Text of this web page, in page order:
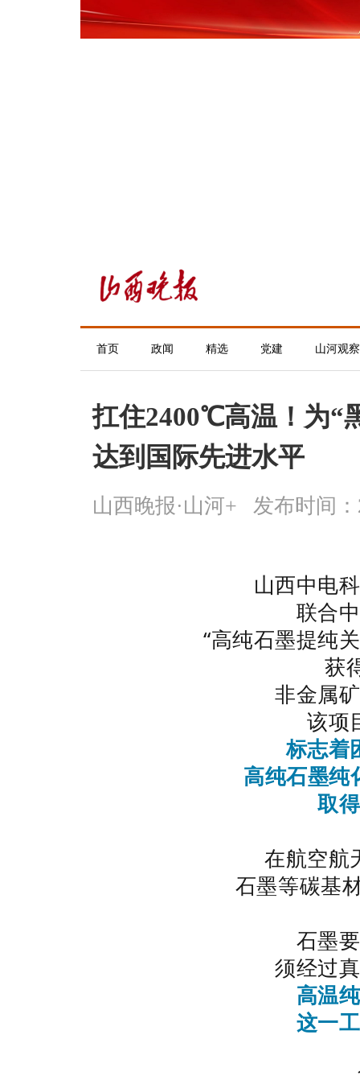
首页 政闻 精选 党建 山河观察
扛住2400℃高温！为“
达到国际先进水平
山西晚报·山河+ 发布时间：
山西中电
联合
“高纯石墨提纯
获
非金属
该项
标志着
高纯石墨纯
取
在航空航
石墨等碳基
石墨
须经过
高温
这一